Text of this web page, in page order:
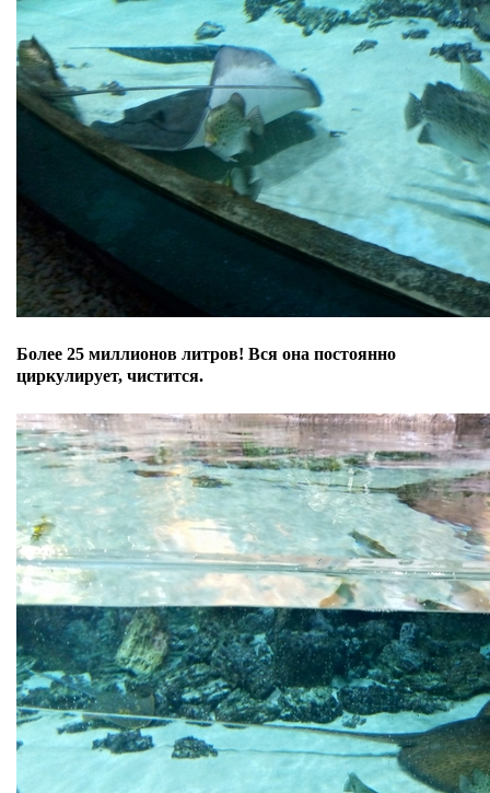
Более 25 миллионов литров! Вся она постоянно
циркулирует, чистится.